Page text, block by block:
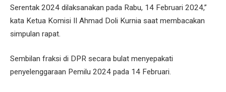
Serentak 2024 dilaksanakan pada Rabu, 14 Februari 2024,”
kata Ketua Komisi II Ahmad Doli Kurnia saat membacakan
simpulan rapat.
Sembilan fraksi di DPR secara bulat menyepakati
penyelenggaraan Pemilu 2024 pada 14 Februari.